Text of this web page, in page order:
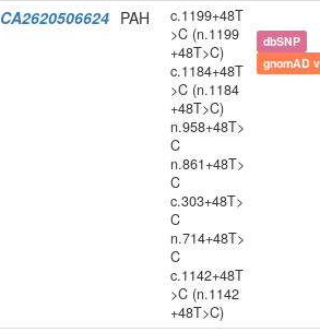
CA2620506624 PAH
c.1199+48T
>C (n.1199
+48T>C)
c.1184+48T
>C (n.1184
+48T>C)
n.958+48T>
C
n.861+48T>
C
c.303+48T>
C
n.714+48T>
C
c.1142+48T
>C (n.1142
+48T>C)
dbSNP
gnomAD